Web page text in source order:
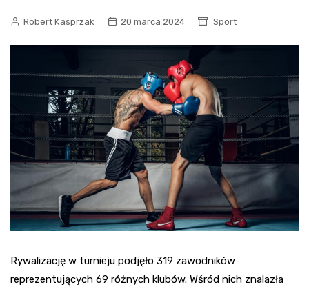
Robert Kasprzak 20 marca 2024 Sport
Rywalizację w turnieju podjęło 319 zawodników
reprezentujących 69 różnych klubów. Wśród nich znalazła